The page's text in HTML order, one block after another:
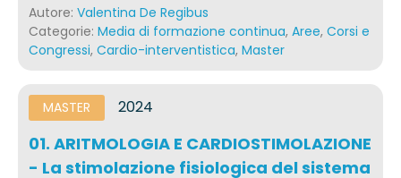
Autore: Valentina De Regibus
Categorie: Media di formazione continua, Aree, Corsi e
Congressi, Cardio-interventistica, Master
MASTER 2024
01. ARITMOLOGIA E CARDIOSTIMOLAZIONE
- La stimolazione fisiologica del sistema